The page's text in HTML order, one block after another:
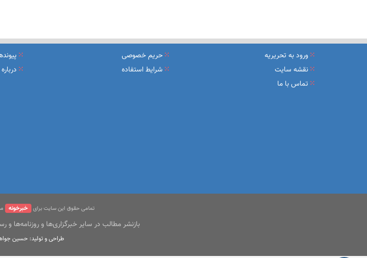
عقد تفاهم نامه عرضه محصول «مستمری مادام العمر ارس» بین شرکت بیمه باران و گروه صنعتی انتخاب
ورود به تحریریه
نقشه سایت
تماس با ما
حریم خصوصی
شرایط استفاده
تمامی حقوق این سایت برای خبرخونه
بازنشر مطالب در سایر خبرگزاری‌ها و روزنامه‌ها و
طراحی و تولید: حسین